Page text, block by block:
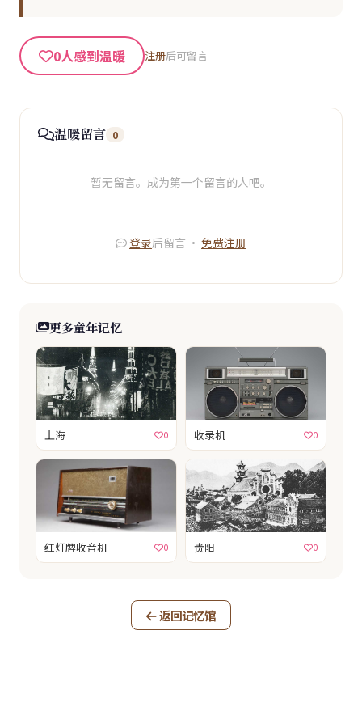
0人感到温暖 注册后可留言
温暖留言 0
暂无留言。成为第一个留言的人吧。
登录后留言 · 免费注册
更多童年记忆
上海 0 收录机 0
红灯牌收音机 0 贵阳 0
返回记忆馆